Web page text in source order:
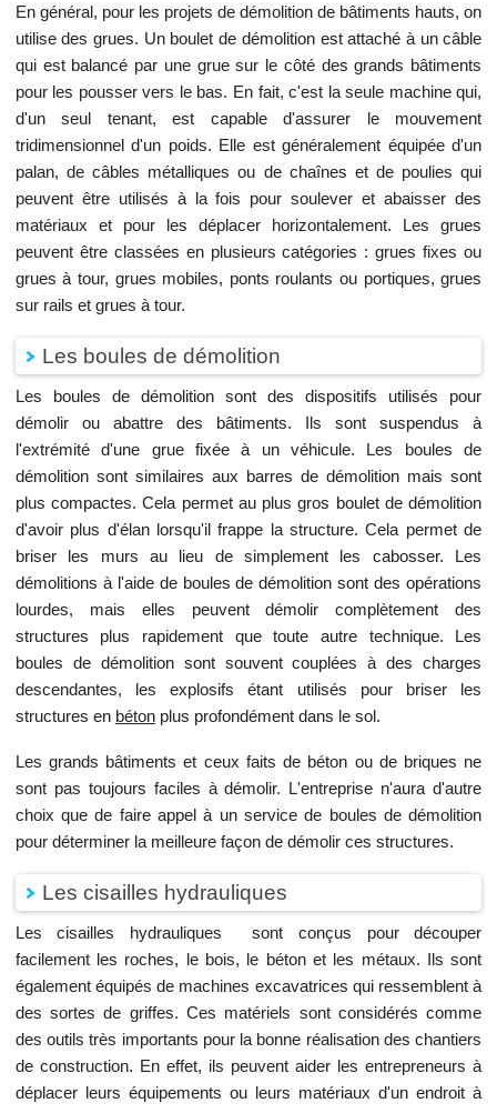
En général, pour les projets de démolition de bâtiments hauts, on
utilise des grues. Un boulet de démolition est attaché à un câble
qui est balancé par une grue sur le côté des grands bâtiments
pour les pousser vers le bas. En fait, c'est la seule machine qui,
d'un seul tenant, est capable d'assurer le mouvement
tridimensionnel d'un poids. Elle est généralement équipée d'un
palan, de câbles métalliques ou de chaînes et de poulies qui
peuvent être utilisés à la fois pour soulever et abaisser des
matériaux et pour les déplacer horizontalement. Les grues
peuvent être classées en plusieurs catégories : grues fixes ou
grues à tour, grues mobiles, ponts roulants ou portiques, grues
sur rails et grues à tour.
Les boules de démolition
Les boules de démolition sont des dispositifs utilisés pour
démolir ou abattre des bâtiments. Ils sont suspendus à
l'extrémité d'une grue fixée à un véhicule. Les boules de
démolition sont similaires aux barres de démolition mais sont
plus compactes. Cela permet au plus gros boulet de démolition
d'avoir plus d'élan lorsqu'il frappe la structure. Cela permet de
briser les murs au lieu de simplement les cabosser. Les
démolitions à l'aide de boules de démolition sont des opérations
lourdes, mais elles peuvent démolir complètement des
structures plus rapidement que toute autre technique. Les
boules de démolition sont souvent couplées à des charges
descendantes, les explosifs étant utilisés pour briser les
structures en bétonplus profondément dans le sol.
Les grands bâtiments et ceux faits de béton ou de briques ne
sont pas toujours faciles à démolir. L'entreprise n'aura d'autre
choix que de faire appel à un service de boules de démolition
pour déterminer la meilleure façon de démolir ces structures.
Les cisailles hydrauliques
Les cisailles hydrauliques sont conçus pour découper
facilement les roches, le bois, le béton et les métaux. Ils sont
également équipés de machines excavatrices qui ressemblent à
des sortes de griffes. Ces matériels sont considérés comme
des outils très importants pour la bonne réalisation des chantiers
de construction. En effet, ils peuvent aider les entrepreneurs à
déplacer leurs équipements ou leurs matériaux d'un endroit à